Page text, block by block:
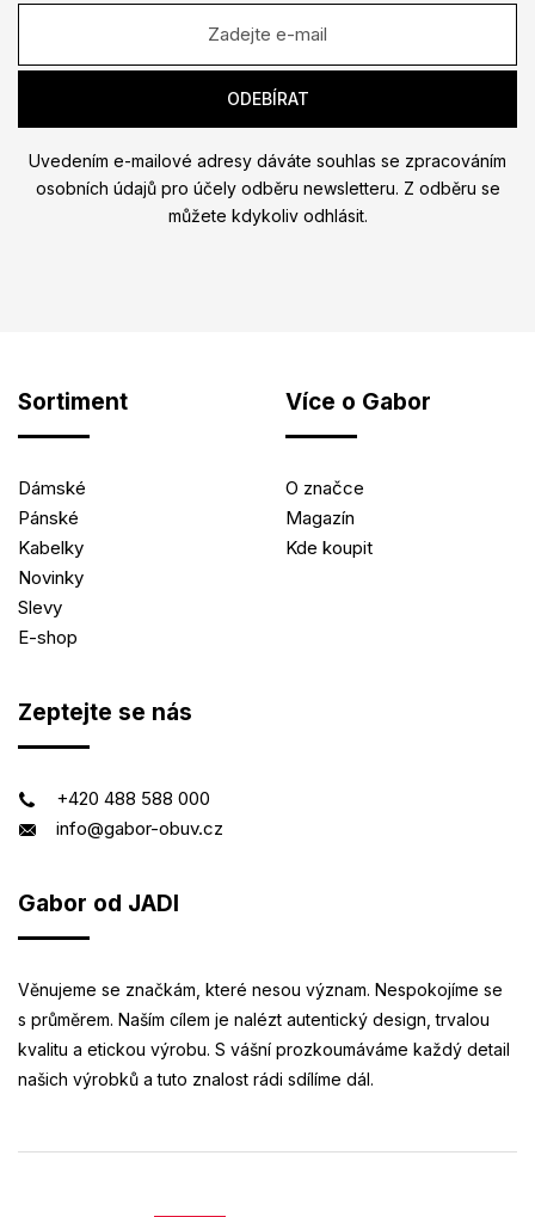
Uvedením e-mailové adresy dáváte souhlas se zpracováním
osobních údajů pro účely odběru newsletteru. Z odběru se
můžete kdykoliv odhlásit.
Sortiment
Dámské
Pánské
Kabelky
Novinky
Slevy
E-shop
Více o Gabor
O značce
Magazín
Kde koupit
Zeptejte se nás
+420 488 588 000
info@gabor-obuv.cz
Gabor od JADI
Věnujeme se značkám, které nesou význam. Nespokojíme se
s průměrem. Naším cílem je nalézt autentický design, trvalou
kvalitu a etickou výrobu. S vášní prozkoumáváme každý detail
našich výrobků a tuto znalost rádi sdílíme dál.